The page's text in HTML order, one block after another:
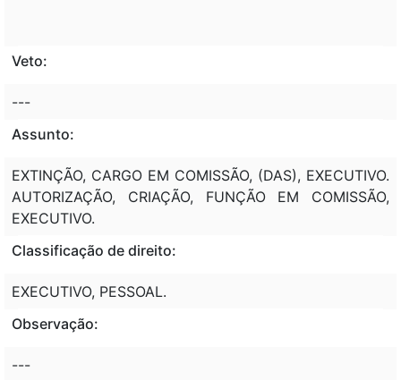
Veto:
---
Assunto:
EXTINÇÃO, CARGO EM COMISSÃO, (DAS), EXECUTIVO.
AUTORIZAÇÃO, CRIAÇÃO, FUNÇÃO EM COMISSÃO,
EXECUTIVO.
Classificação de direito:
EXECUTIVO, PESSOAL.
Observação:
---